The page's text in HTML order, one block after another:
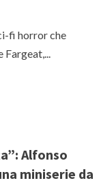
fi horror che
Alfonso
miniserie da